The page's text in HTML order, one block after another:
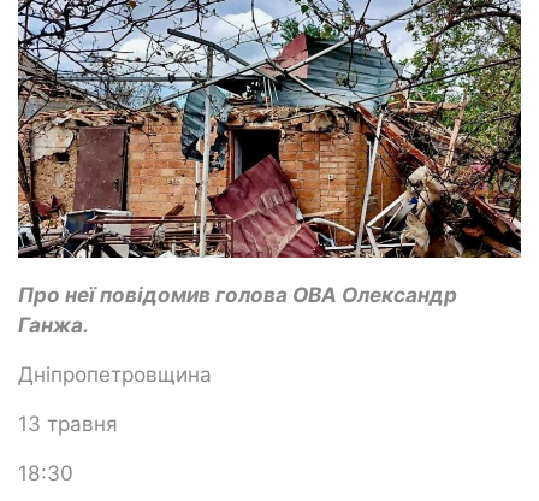
Про неї повідомив голова ОВА Олександр
Ганжа.
Дніпропетровщина
13 травня
18:30